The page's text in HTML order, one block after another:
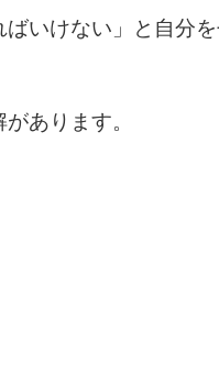
ばいけない」と自分
あります。